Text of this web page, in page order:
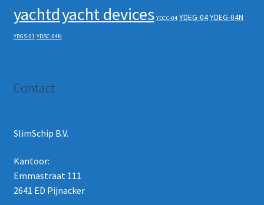
yachtdyacht devices YDCC-04 YDEG-04YDEG-04N
YDGS-01 YDSC-04N
Contact
SlimSchip B.V.
Kantoor:
Emmastraat 111
2641 ED Pijnacker